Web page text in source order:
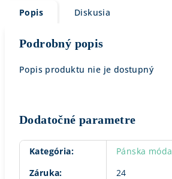
Popis Diskusia
Podrobný popis
Popis produktu nie je dostupný
Dodatočné parametre
Kategória:
Pánska móda
Záruka:
24